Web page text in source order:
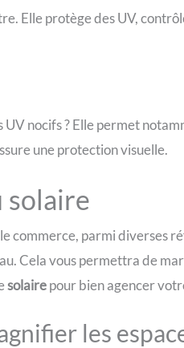
Elle protège des UV,
nocifs ? Elle permet
une protection visuelle.
solaire
commerce, parmi diverses
Cela vous permettra de
solairepour bien agencer
les